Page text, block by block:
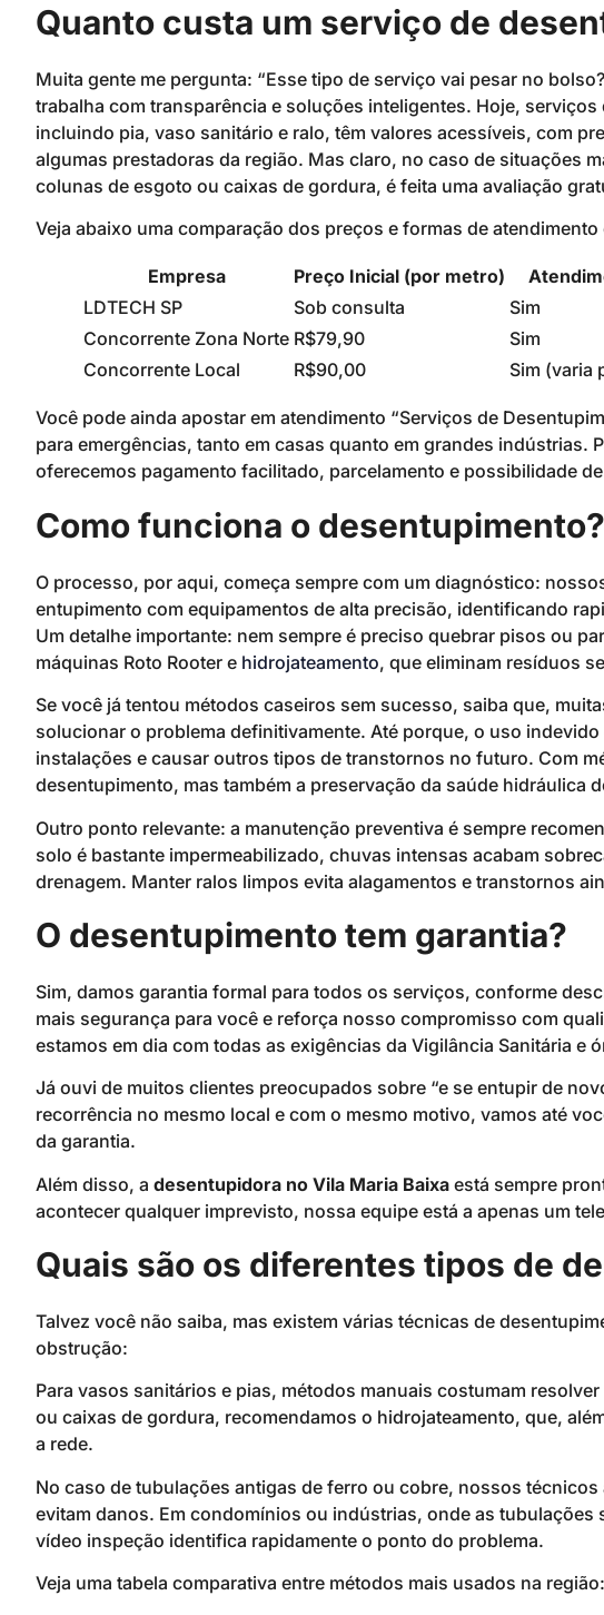
Quanto custa um serviço de
Muita gente me pergunta: “Esse tipo de serviço vai pesar no
trabalha com transparência e soluções inteligentes. Hoje,
incluindo pia, vaso sanitário e ralo, têm valores acessíveis, com
algumas prestadoras da região. Mas claro, no caso de situações
colunas de esgoto ou caixas de gordura, é feita uma avaliação
Veja abaixo uma comparação dos preços e formas de
Empresa Preço Inicial (por metro)
LDTECH SP
Sob consulta
Sim
Concorrente Zona Norte R$79,90
Sim
Concorrente Local
R$90,00 Sim (varia
Você pode ainda apostar em atendimento “Serviços de
para emergências, tanto em casas quanto em grandes indústrias.
oferecemos pagamento facilitado, parcelamento e possibilidade
Como funciona o desentupimento?
O processo, por aqui, começa sempre com um diagnóstico:
entupimento com equipamentos de alta precisão, identificando
Um detalhe importante: nem sempre é preciso quebrar pisos ou
máquinas Roto Rooter e hidrojateamento, que eliminam resíduos
Se você já tentou métodos caseiros sem sucesso, saiba que,
solucionar o problema definitivamente. Até porque, o uso
instalações e causar outros tipos de transtornos no futuro. Com
desentupimento, mas também a preservação da saúde hidráulica
Outro ponto relevante: a manutenção preventiva é sempre
solo é bastante impermeabilizado, chuvas intensas acabam
drenagem. Manter ralos limpos evita alagamentos e transtornos
O desentupimento tem garantia?
Sim, damos garantia formal para todos os serviços, conforme
mais segurança para você e reforça nosso compromisso com
estamos em dia com todas as exigências da Vigilância Sanitária e
Já ouvi de muitos clientes preocupados sobre “e se entupir de
recorrência no mesmo local e com o mesmo motivo, vamos até
da garantia.
Além disso, a desentupidora no Vila Maria Baixa está sempre
acontecer qualquer imprevisto, nossa equipe está a apenas um
Quais são os diferentes tipos de
Talvez você não saiba, mas existem várias técnicas de
obstrução:
Para vasos sanitários e pias, métodos manuais costumam
ou caixas de gordura, recomendamos o hidrojateamento, que,
a rede.
No caso de tubulações antigas de ferro ou cobre, nossos
evitam danos. Em condomínios ou indústrias, onde as tubulações
vídeo inspeção identifica rapidamente o ponto do problema.
Veja uma tabela comparativa entre métodos mais usados na região: